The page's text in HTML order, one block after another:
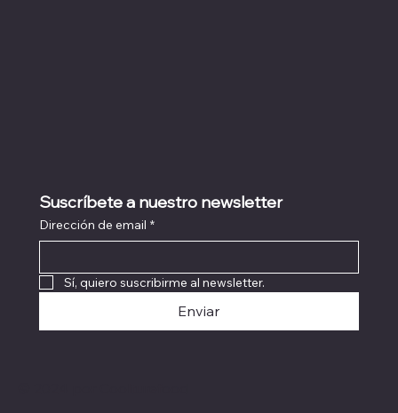
Suscríbete a nuestro newsletter
Dirección de email *
Sí, quiero suscribirme al newsletter.
Enviar